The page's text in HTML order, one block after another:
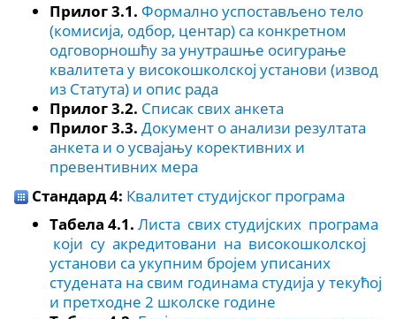
Прилог 3.1. Формално успостављено тело
(комисија, одбор, центар) са конкретном
одговорношћу за унутрашње осигурање
квалитета у високошколској установи (извод
из Статута) и опис рада
Прилог 3.2. Списак свих анкета
Прилог 3.3. Документ о анализи резултата
анкета и о усвајању корективних и
превентивних мера
Стандард 4: Квалитет студијског програма
Табела 4.1. Листа свих студијских програма
који су акредитовани на високошколској
установи са укупним бројем уписаних
студената на свим годинама студија у текућој
и претходне 2 школске године